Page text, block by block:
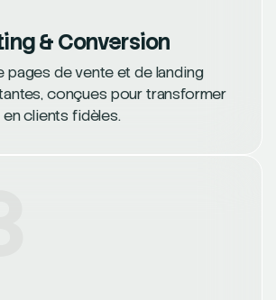
& Conversion
pages de vente et de landing
conçues pour transformer
clients fidèles.